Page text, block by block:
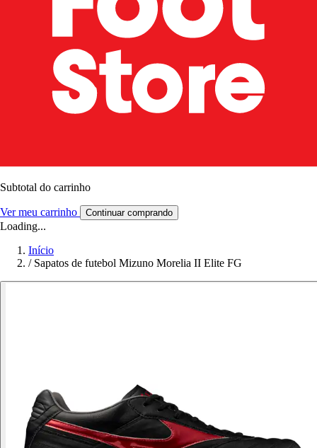
Subtotal do carrinho
Ver meu carrinho Continuar comprando
Loading...
Início
/ Sapatos de futebol Mizuno Morelia II Elite FG